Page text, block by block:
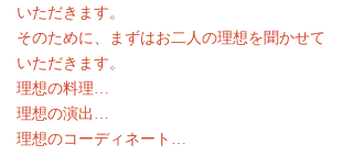
いただきます。
そのために、まずはお二人の理想を聞かせて
いただきます。
理想の料理…
理想の演出…
理想のコーディネート…